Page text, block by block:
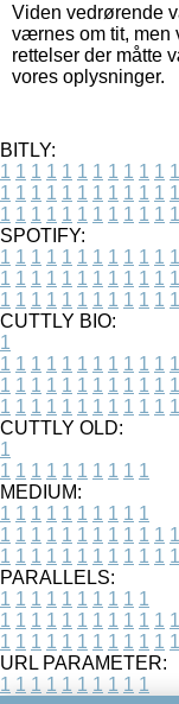
Viden vedrørende
værnes om tit, men
rettelser der måtte
vores oplysninger.
BITLY:
1 1 1 1 1 1 1 1 1 1 1 1
1 1 1 1 1 1 1 1 1 1 1 1
1 1 1 1 1 1 1 1 1 1 1 1
SPOTIFY:
1 1 1 1 1 1 1 1 1 1 1 1
1 1 1 1 1 1 1 1 1 1 1 1
1 1 1 1 1 1 1 1 1 1 1 1
CUTTLY BIO:
1
1 1 1 1 1 1 1 1 1 1 1 1
1 1 1 1 1 1 1 1 1 1 1 1
1 1 1 1 1 1 1 1 1 1 1 1
CUTTLY OLD:
1
1 1 1 1 1 1 1 1 1 1
MEDIUM:
1 1 1 1 1 1 1 1 1 1
1 1 1 1 1 1 1 1 1 1 1 1
1 1 1 1 1 1 1 1 1 1 1 1
PARALLELS:
1 1 1 1 1 1 1 1 1 1
1 1 1 1 1 1 1 1 1 1 1 1
1 1 1 1 1 1 1 1 1 1 1 1
URL PARAMETER:
1 1 1 1 1 1 1 1 1 1